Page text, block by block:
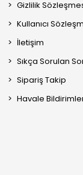
Gizlilik
Kullanıcı
İletişim
Sıkça Sorulan
Sipariş Takip
Havale